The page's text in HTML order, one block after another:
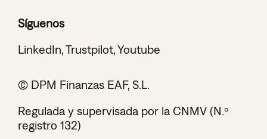
Síguenos
LinkedIn,Trustpilot,Youtube
© DPM Finanzas EAF, S.L.
Regulada y supervisada por la CNMV (N.º
registro 132)